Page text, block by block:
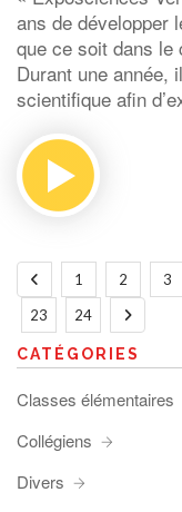
ans de développer
que ce soit dans
Durant une année,
scientifique afin
1 2 3
23
24
CATÉGORIES
Classes élémentaires
Collégiens
Divers